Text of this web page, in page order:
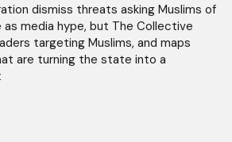
dismiss threats asking Muslims of
media hype, but The Collective
targeting Muslims, and maps
are turning the state into a